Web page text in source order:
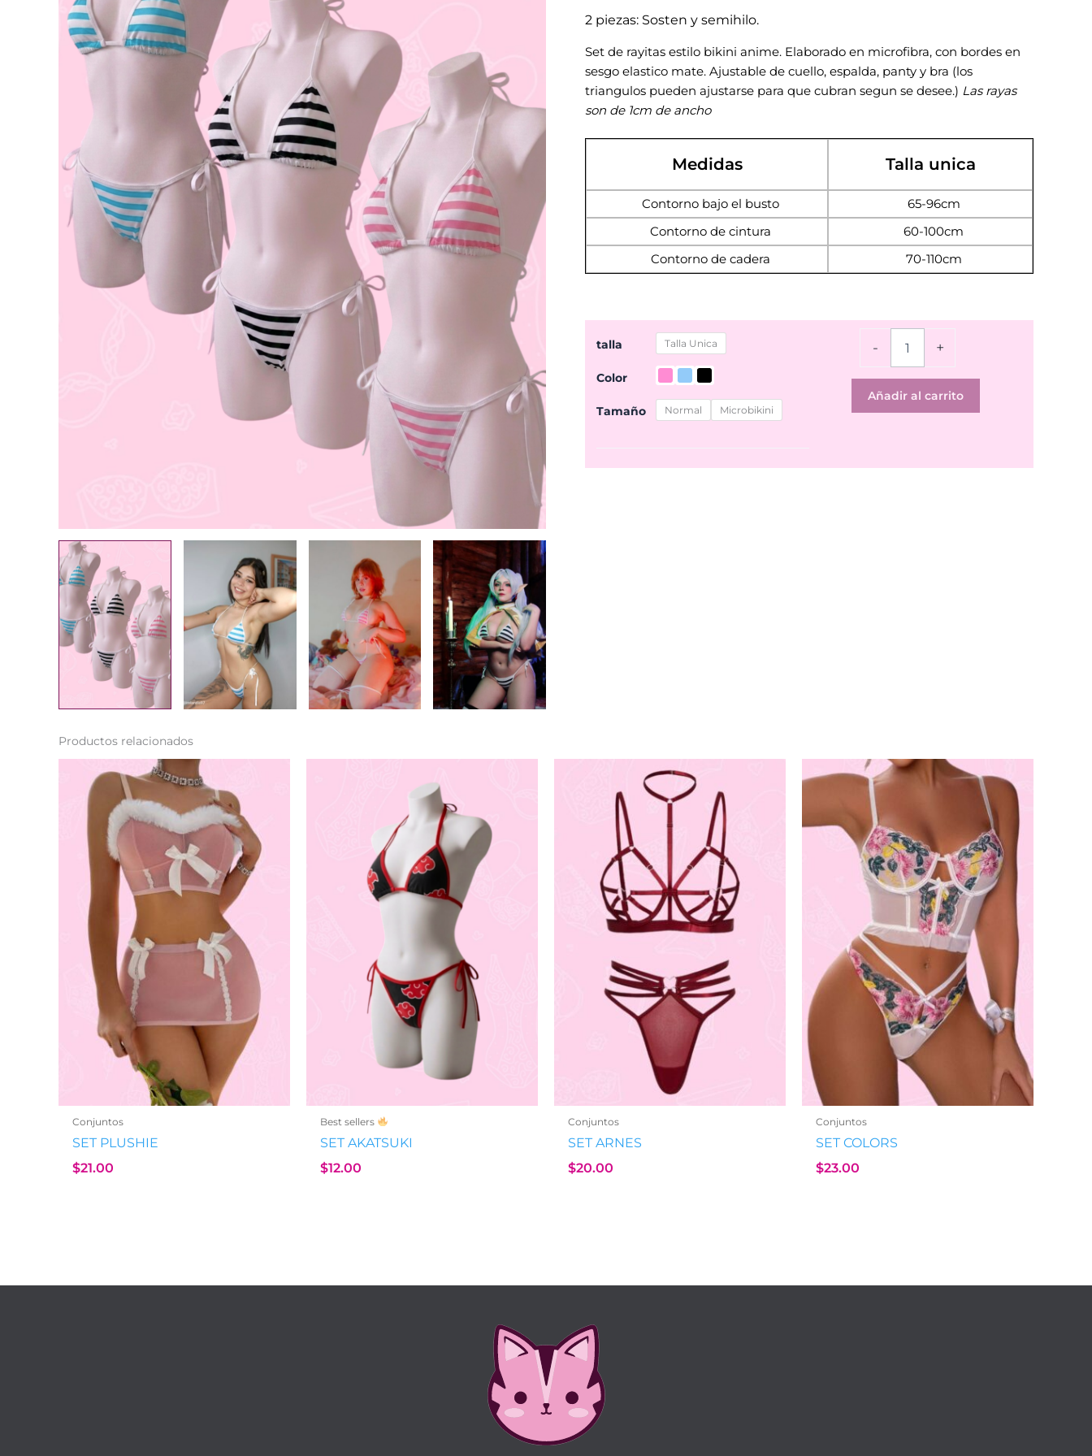
2 piezas: Sosten y semihilo.
Set de rayitas estilo bikini anime. Elaborado en microfibra, con bordes en
sesgo elastico mate. Ajustable de cuello, espalda, panty y bra (los
triangulos pueden ajustarse para que cubran segun se desee.) Las rayas
son de 1cm de ancho
Medidas Talla unica
Contorno bajo el busto
65-96cm
Contorno de cintura
60-100cm
Contorno de cadera
70-110cm
talla Talla Unica
Color
Tamaño Normal Microbikini
-
Anime
+
Añadir al carrito
Productos relacionados
Conjuntos
SET PLUSHIE
$21.00
Best sellers
SET AKATSUKI
$12.00
Conjuntos
SET ARNES
$20.00
Conjuntos
SET COLORS
$23.00